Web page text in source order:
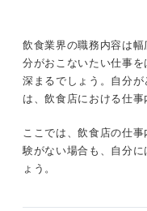
飲食業界の職務内容は
分がおこないたい仕事
深まるでしょう。自分
は、飲食店における仕事
ここでは、飲食店の仕
験がない場合も、自分
ょう。